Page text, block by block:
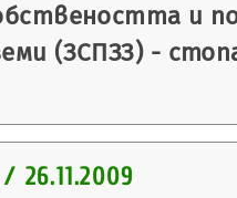
и
(ЗСПЗЗ) -
26.11.2009